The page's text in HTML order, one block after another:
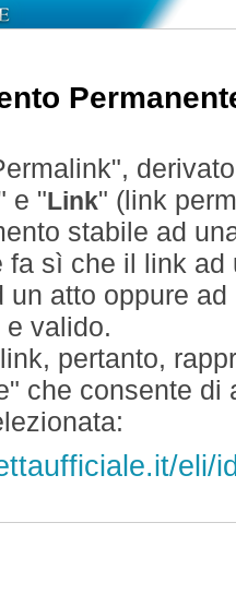
e "Link" (link
stabile ad
fa sì che il link
un atto oppure
valido.
pertanto,
che consente
eli/